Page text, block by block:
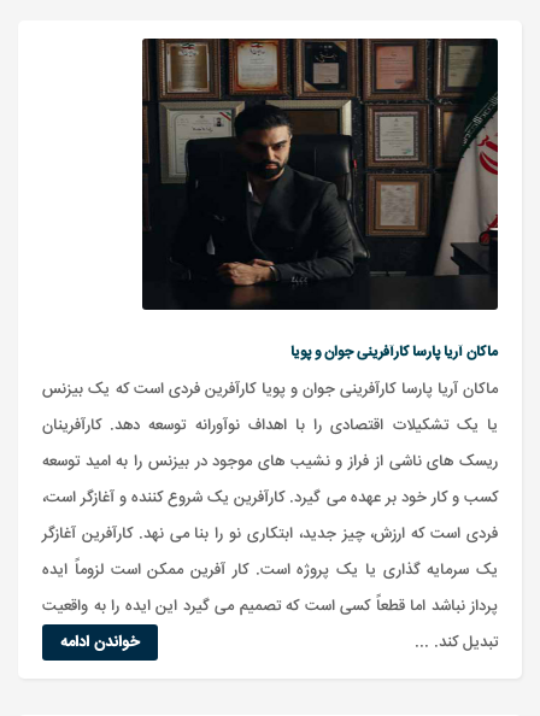
ماکان آریا پارسا کارآفرینی جوان و پویا
ماکان آریا پارسا کارآفرینی جوان و پویا کارآفرین فردی است که یک بیزنس
یا یک تشکیلات اقتصادی را با اهداف نوآورانه توسعه دهد. کارآفرینان
ریسک های ناشی از فراز و نشیب های موجود در بیزنس را به امید توسعه
کسب و کار خود بر عهده می گیرد. کارآفرین یک شروع کننده و آغازگر است،
فردی است که ارزش، چیز جدید، ابتکاری نو را بنا می نهد. کارآفرین آغازگر
یک سرمایه گذاری یا یک پروژه است. کار آفرین ممکن است لزوماً ایده
پرداز نباشد اما قطعاً کسی است که تصمیم می گیرد این ایده را به واقعیت
تبدیل کند. ...
خواندن ادامه